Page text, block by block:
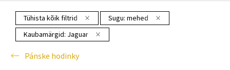
Tühista kõik filtrid Sugu: mehed
Kaubamärgid: Jaguar
Pánske hodinky